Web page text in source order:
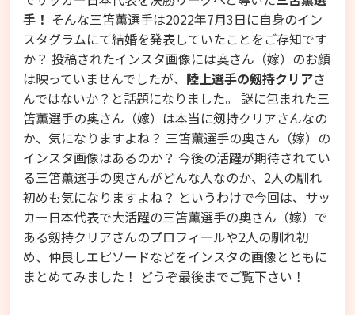
手！ そんな三笘薫選手は2022年7月3日に自身のイン
スタグラムにて結婚を発表していたことをご存知です
か？ 投稿されたインスタ画像には奥さん（嫁）のお顔
は映っていませんでしたが、 陸上選手の剱持クリアさ
んではないか？と話題になりました。 謎に包まれた三
笘薫選手の奥さん（嫁）は本当に剱持クリアさんなの
か、気になりますよね？ 三笘薫選手の奥さん（嫁）の
インスタ画像はあるのか？ 今後の活躍が期待されてい
る三笘薫選手の奥さんがどんな人なのか、2人の馴れ
初めも気になりますよね？ というわけで今回は、サッ
カー日本代表で大活躍の三笘薫選手の奥さん（嫁）で
ある剱持クリアさんのプロフィールや2人の馴れ初
め、仲良しエピソードなどをインスタの画像とともに
まとめてみました！ どうぞ最後までご覧下さい！